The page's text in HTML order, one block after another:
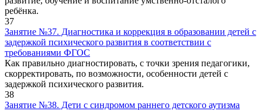
ребёнка.
37
Занятие №37. Диагностика и коррекция в образовании детей с
задержкой психического развития в соответствии с
требованиями ФГОС
Как правильно диагностировать, с точки зрения педагогики,
скорректировать, по возможности, особенности детей с
задержкой психического развития.
38
Занятие №38. Дети с синдромом раннего детского аутизма